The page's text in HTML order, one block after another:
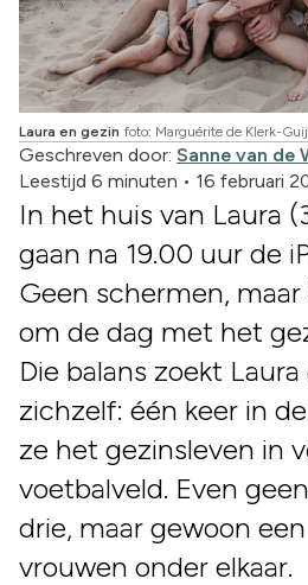
Laura en gezin foto: Marguérite de Klerk-
Geschreven door: Sanne van de
Leestijd 6 minuten • 16 februari
In het huis van Laura
gaan na 19.00 uur de
Geen schermen,
om de dag met het
Die balans zoekt
zichzelf: één keer in
ze het gezinsleven in
voetbalveld. Even
drie, maar gewoon
vrouwen onder elkaar.